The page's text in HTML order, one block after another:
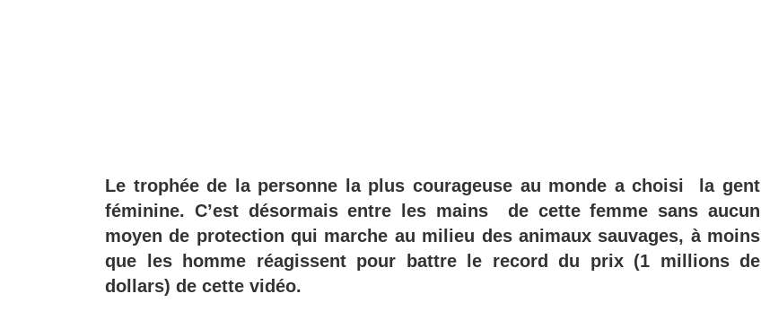
Le trophée de la personne la plus courageuse au monde a choisi la gent
féminine. C’est désormais entre les mains de cette femme sans aucun
moyen de protection qui marche au milieu des animaux sauvages, à moins
que les homme réagissent pour battre le record du prix (1 millions de
dollars) de cette vidéo.